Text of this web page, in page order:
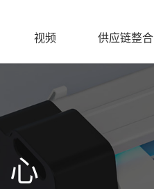
视频 供应链整合